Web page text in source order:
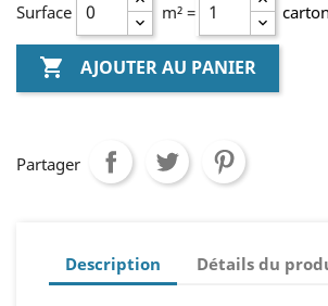
Surface m² =
 AJOUTER AU PANIER
Partager
Description Détails du